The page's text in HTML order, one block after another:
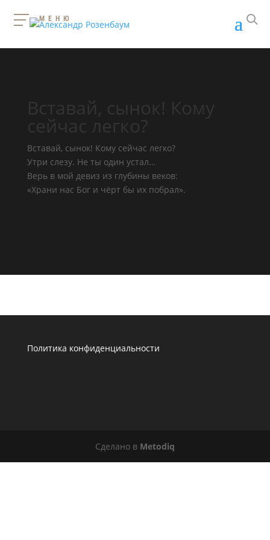
Вставай, сынок! Кому
сейчас легко?
Вставай, сынок! Кому сейчас легко?
Утри слезу. Не ты один устал…
Верь в мой девиз из глубины веков:
«Храни нас Бог и чёрт бы их побрал».
Политика конфиденциальности
Сделано в Metodiq
МЕНЮ